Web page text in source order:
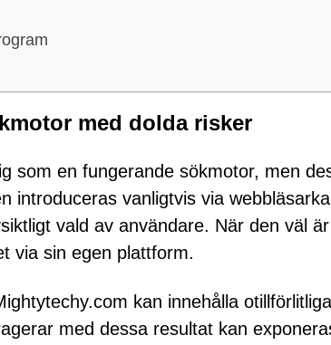
med dolda risker
som en fungerande sökmotor, men
introduceras vanligtvis via
vald av användare. När den väl
via sin egen plattform.
kan innehålla
med dessa resultat kan